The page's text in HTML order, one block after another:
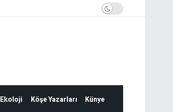
Ekoloji Köşe Yazarları Künye